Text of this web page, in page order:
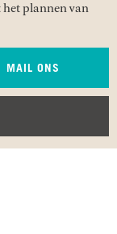
het plannen van
MAIL ONS